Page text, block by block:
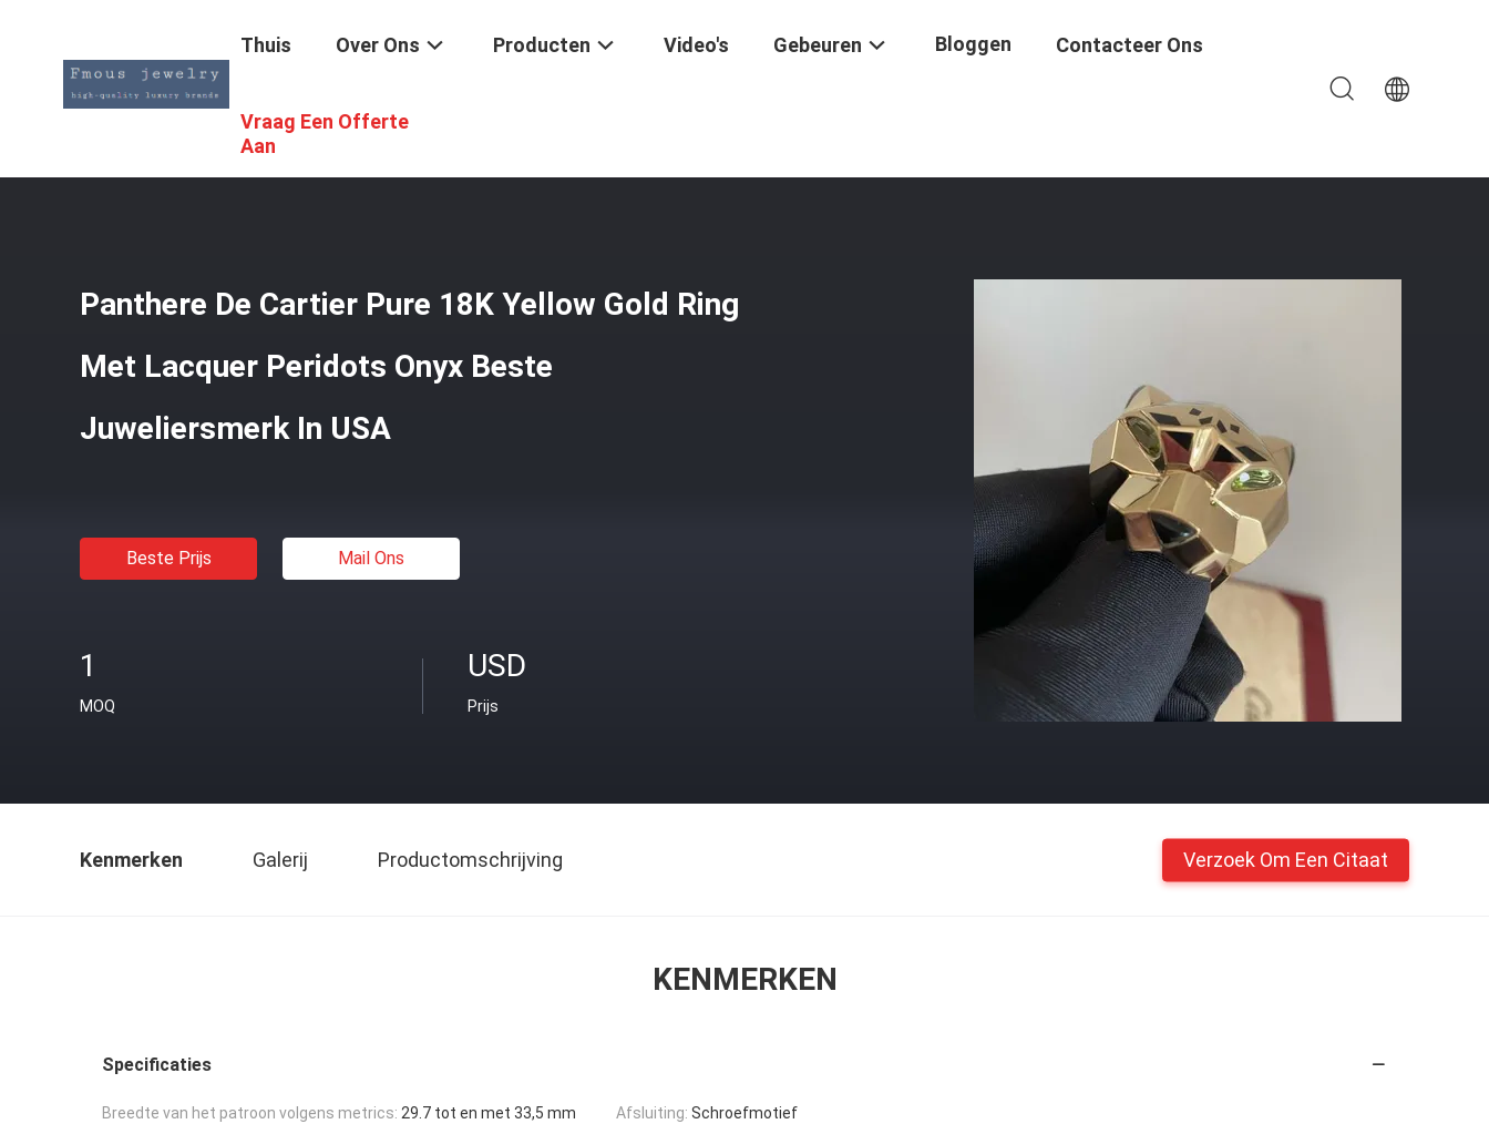
Thuis Over Ons Producten Video's Gebeuren Bloggen Contacteer Ons
Vraag Een Offerte
Aan
18K Gouden Juwelen / Panthere De Cartier Pure 18K Yellow Gold Ring Met Lacquer Peridots Onyx Beste Juweliersmerk In USA
Panthere De Cartier Pure 18K Yellow Gold Ring
Met Lacquer Peridots Onyx Beste
Juweliersmerk In USA
Beste Prijs Mail Ons
1
MOQ
USD
Prijs
Kenmerken Galerij Productomschrijving Verzoek Om Een Citaat
KENMERKEN
Specificaties
Breedte van het patroon volgens metrics: 29.7 tot en met 33,5 mm Afsluiting: Schroefmotief